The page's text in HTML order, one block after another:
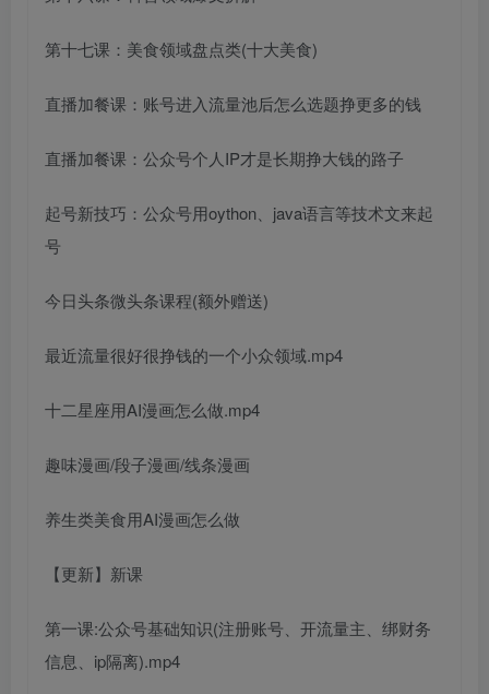
第十七课：美食领域盘点类(十大美食)
直播加餐课：账号进入流量池后怎么选题挣更多的钱
直播加餐课：公众号个人IP才是长期挣大钱的路子
起号新技巧：公众号用oython、java语言等技术文来起
号
今日头条微头条课程(额外赠送)
最近流量很好很挣钱的一个小众领域.mp4
十二星座用AI漫画怎么做.mp4
趣味漫画/段子漫画/线条漫画
养生类美食用AI漫画怎么做
【更新】新课
第一课:公众号基础知识(注册账号、开流量主、绑财务
信息、ip隔离).mp4